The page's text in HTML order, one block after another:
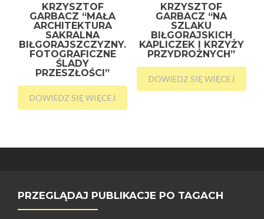
KRZYSZTOF
GARBACZ “MAŁA
ARCHITEKTURA
SAKRALNA
BIŁGORAJSZCZYZNY.
FOTOGRAFICZNE
ŚLADY
PRZESZŁOŚCI”
DOWIEDZ SIĘ WIĘCEJ
KRZYSZTOF
GARBACZ “NA
SZLAKU
BIŁGORAJSKICH
KAPLICZEK I KRZYŻY
PRZYDROŻNYCH”
DOWIEDZ SIĘ WIĘCEJ
PRZEGLĄDAJ PUBLIKACJE PO TAGACH